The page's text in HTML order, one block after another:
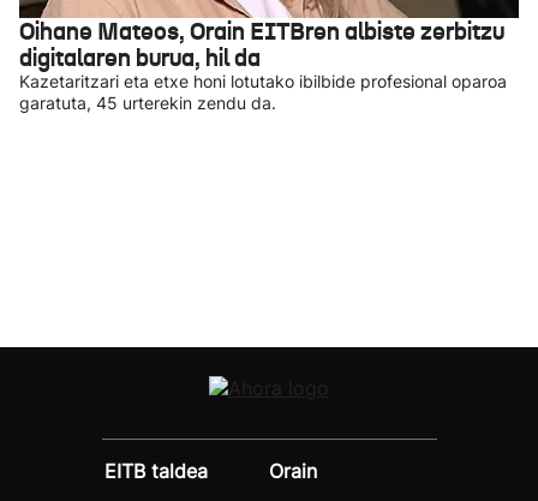
Oihane Mateos, Orain EITBren albiste zerbitzu
digitalaren burua, hil da
Kazetaritzari eta etxe honi lotutako ibilbide profesional oparoa
garatuta, 45 urterekin zendu da.
EITB taldea
Orain